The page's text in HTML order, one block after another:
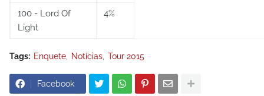
100 - Lord Of
Light
4%
Tags: Enquete Notícias Tour 2015
Facebook